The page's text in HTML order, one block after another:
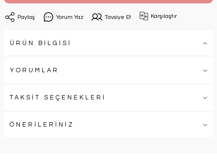
Paylaş Yorum Yaz Tavsiye Et Karşılaştır
ÜRÜN BİLGİSİ
YORUMLAR
TAKSİT SEÇENEKLERİ
ÖNERİLERİNİZ